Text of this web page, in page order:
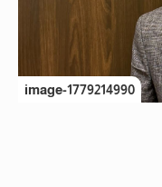
image-1779214990